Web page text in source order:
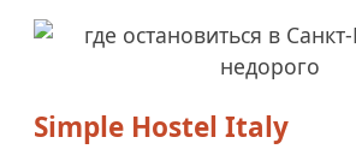
Simple Hostel Italy